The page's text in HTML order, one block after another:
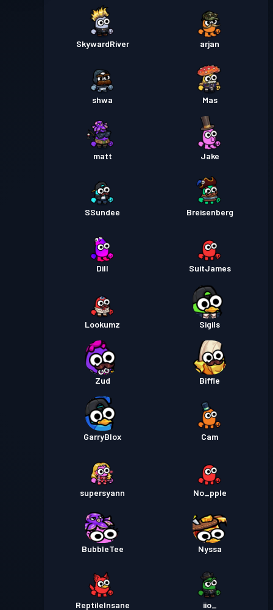
SkywardRiver arjan
shwa Mas
matt Jake
SSundee Breisenberg
Dill SuitJames
Lookumz Sigils
Zud Biffle
GarryBlox Cam
supersyann No_pple
BubbleTee Nyssa
ReptileInsane iio_